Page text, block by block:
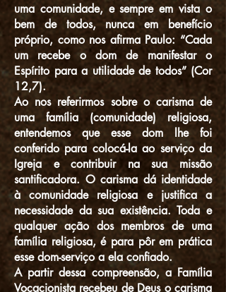
uma comunidade, e sempre em vista o
bem de todos, nunca em benefício
próprio, como nos afirma Paulo: “Cada
um recebe o dom de manifestar o
Espírito para a utilidade de todos” (Cor
12,7).
Ao nos referirmos sobre o carisma de
uma família (comunidade) religiosa,
entendemos que esse dom lhe foi
conferido para colocá-la ao serviço da
Igreja e contribuir na sua missão
santificadora. O carisma dá identidade
à comunidade religiosa e justifica a
necessidade da sua existência. Toda e
qualquer ação dos membros de uma
família religiosa, é para pôr em prática
esse dom-serviço a ela confiado.
A partir dessa compreensão, a Família
Vocacionista recebeu de Deus o carisma